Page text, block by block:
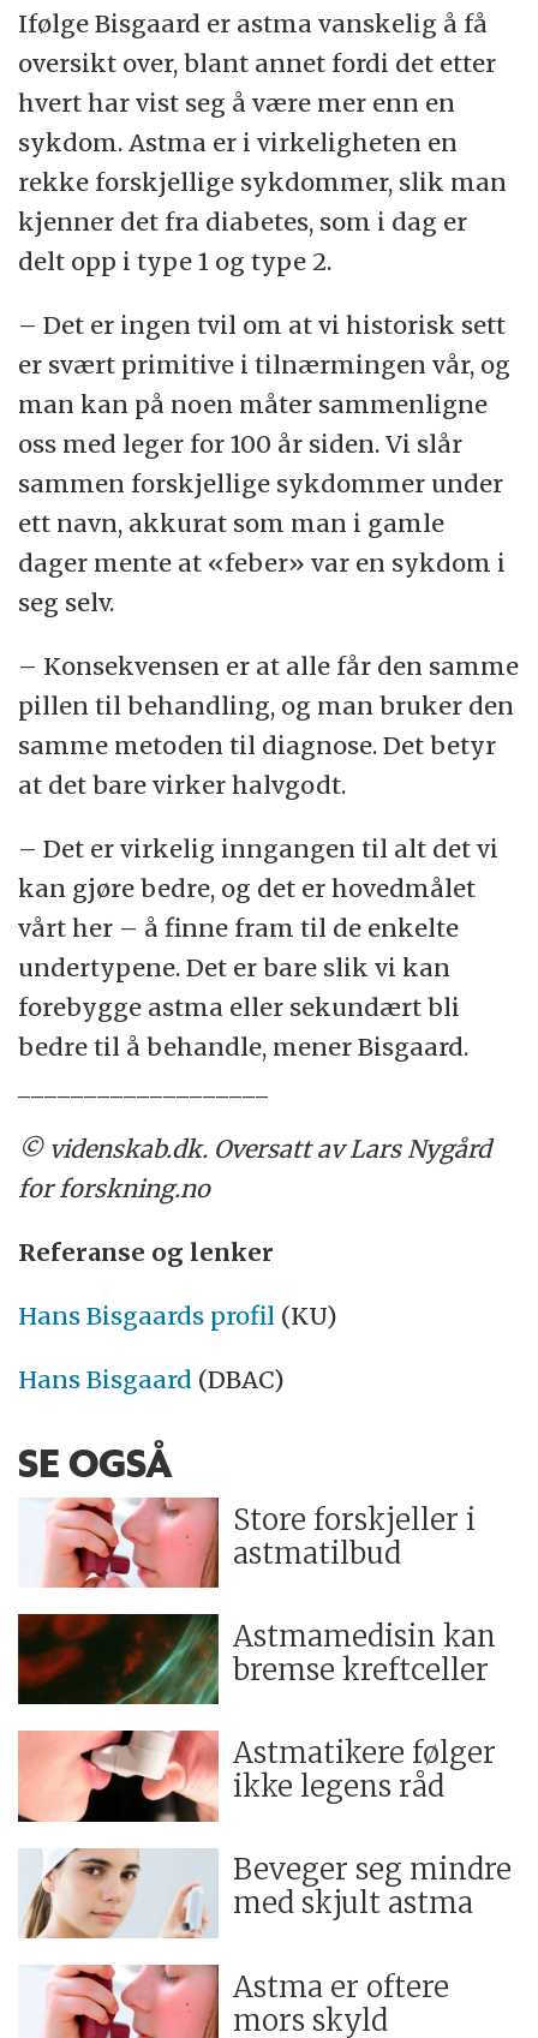
Ifølge Bisgaard er astma vanskelig å få
oversikt over, blant annet fordi det etter
hvert har vist seg å være mer enn en
sykdom. Astma er i virkeligheten en
rekke forskjellige sykdommer, slik man
kjenner det fra diabetes, som i dag er
delt opp i type 1 og type 2.
– Det er ingen tvil om at vi historisk sett
er svært primitive i tilnærmingen vår, og
man kan på noen måter sammenligne
oss med leger for 100 år siden. Vi slår
sammen forskjellige sykdommer under
ett navn, akkurat som man i gamle
dager mente at «feber» var en sykdom i
seg selv.
– Konsekvensen er at alle får den samme
pillen til behandling, og man bruker den
samme metoden til diagnose. Det betyr
at det bare virker halvgodt.
– Det er virkelig inngangen til alt det vi
kan gjøre bedre, og det er hovedmålet
vårt her – å finne fram til de enkelte
undertypene. Det er bare slik vi kan
forebygge astma eller sekundært bli
bedre til å behandle, mener Bisgaard.
© videnskab.dk. Oversatt av Lars Nygård
for forskning.no
Referanse og lenker
Hans Bisgaards profil (KU)
Hans Bisgaard (DBAC)
SE OGSÅ
Store forskjeller i
astmatilbud
Astmamedisin kan
bremse kreftceller
Astmatikere følger
ikke legens råd
Beveger seg mindre
med skjult astma
Astma er oftere
mors skyld